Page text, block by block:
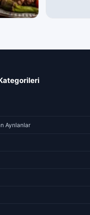
Ayrılanlar